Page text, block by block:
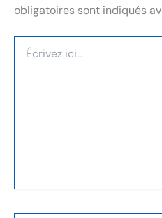
obligatoires sont indiqués
ici…